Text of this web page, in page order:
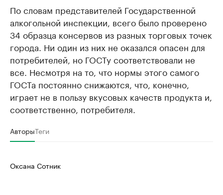
По словам представителей Государственной
алкогольной инспекции, всего было проверено
34 образца консервов из разных торговых точек
города. Ни один из них не оказался опасен для
потребителей, но ГОСТу соответствовали не
все. Несмотря на то, что нормы этого самого
ГОСТа постоянно снижаются, что, конечно,
играет не в пользу вкусовых качеств продукта и,
соответственно, потребителя.
АвторыТеги
Оксана Сотник